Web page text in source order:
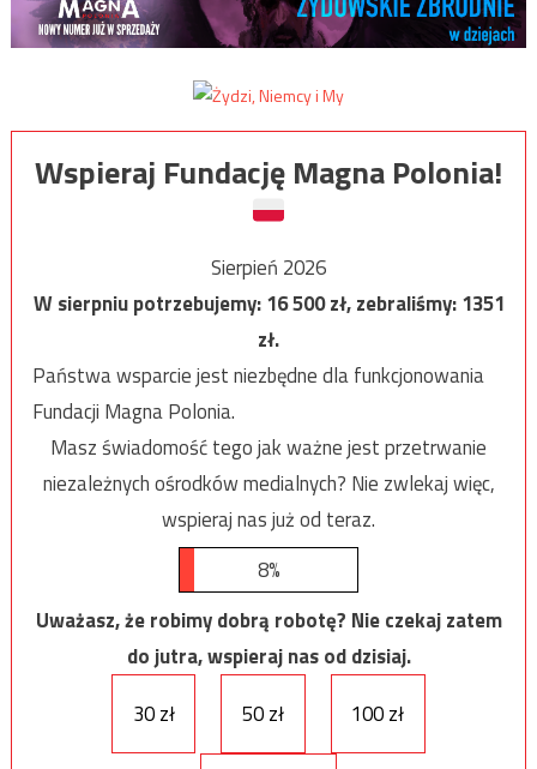
Wspieraj Fundację Magna Polonia!
Sierpień 2026
W sierpniu potrzebujemy:16 500zł, zebraliśmy:1351
zł.
Państwa wsparcie jest niezbędne dla funkcjonowania
Fundacji Magna Polonia.
Masz świadomość tego jak ważne jest przetrwanie
niezależnych ośrodków medialnych? Nie zwlekaj więc,
wspieraj nas już od teraz.
8%
Uważasz, że robimy dobrą robotę? Nie czekaj zatem
do jutra, wspieraj nas od dzisiaj.
30 zł
50 zł 100 zł